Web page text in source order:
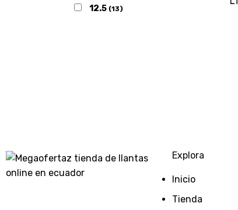
12.5 (13)
Explora
Inicio
Tienda